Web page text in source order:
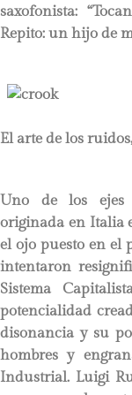
saxofonista:
Repito: un hijo de
El arte de los
Uno de los ejes
originada en Italia
el ojo puesto en el
intentaron
Sistema
potencialidad
disonancia y su
hombres y
Industrial. Luigi